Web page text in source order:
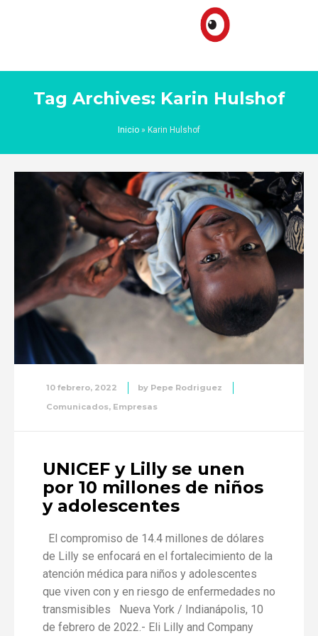
Tag Archives: Karin Hulshof
Inicio » Karin Hulshof
10 febrero, 2022 by Pepe Rodriguez
Comunicados, Empresas
UNICEF y Lilly se unen
por 10 millones de niños
y adolescentes
El compromiso de 14.4 millones de dólares
de Lilly se enfocará en el fortalecimiento de la
atención médica para niños y adolescentes
que viven con y en riesgo de enfermedades no
transmisibles Nueva York / Indianápolis, 10
de febrero de 2022.- Eli Lilly and Company